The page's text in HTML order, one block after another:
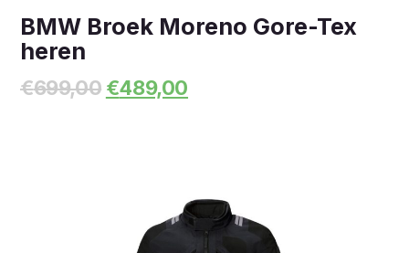
BMW Broek Moreno Gore-Tex
heren
€699,00 Oorspronkelijke
prijs
€489,00
prijs